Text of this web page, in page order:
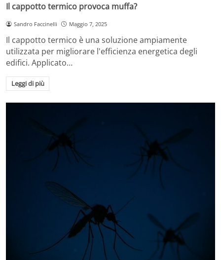
Il cappotto termico provoca muffa?
Sandro Faccinelli Maggio 7, 2025
Il cappotto termico è una soluzione ampiamente
utilizzata per migliorare l'efficienza energetica degli
edifici. Applicato…
Leggi di più